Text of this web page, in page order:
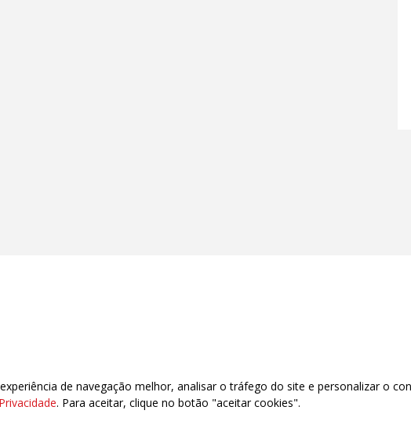
de navegação melhor, analisar o tráfego do site e personalizar o
. Para aceitar, clique no botão "aceitar cookies".